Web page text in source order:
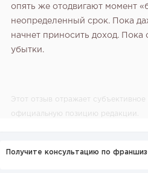
опять же отодвигают момент
неопределенный срок. Пока
начнет приносить доход. Пока
убытки.
Этот отзыв отражает субъективное
официальную позицию редакции.
Получите консультацию по